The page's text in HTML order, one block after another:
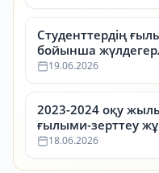
Студенттердің
бойынша
19.06.2026
2023-2024 оқу
ғылыми-зерттеу
республикалық
18.06.2026